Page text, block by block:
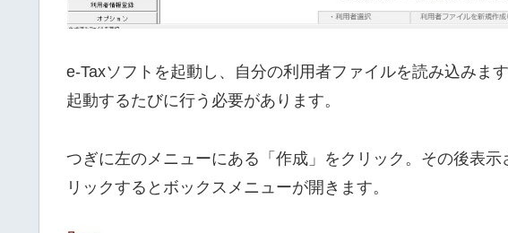
e-Taxソフトを起動し、自分の利用者ファイルを読み込みま
起動するたびに行う必要があります。
つぎに左のメニューにある「作成」をクリック。その後表
リックするとボックスメニューが開きます。